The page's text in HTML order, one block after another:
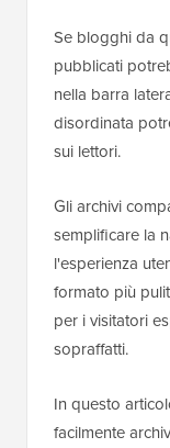
Se blogghi da
pubblicati
nella barra
disordinata
sui lettori.
Gli archivi
semplificare la
l'esperienza
formato più
per i visitatori
sopraffatti.
In questo
facilmente